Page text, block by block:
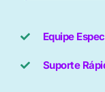
Equipe
Suporte